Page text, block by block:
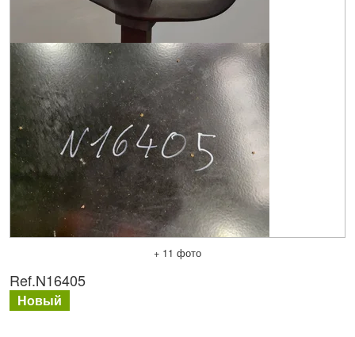
+ 11 фото
Ref.N16405
Новый